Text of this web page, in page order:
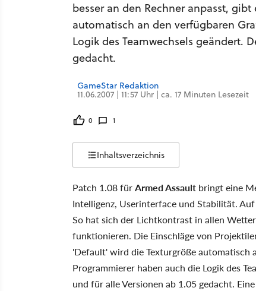
besser an den Rechner anpasst,
automatisch an den verfügbaren
Logik des Teamwechsels geändert.
gedacht.
GameStar Redaktion
11.06.2007 | 11:57 Uhr | ca. 17 Minuten Lesezeit
0 1
Inhaltsverzeichnis
Patch 1.08 fürArmed Assault bringt eine
Intelligenz, Userinterface und Stabilität.
So hat sich der Lichtkontrast in allen
funktionieren. Die Einschläge von
'Default' wird die Texturgröße automatisch
Programmierer haben auch die Logik des
und für alle Versionen ab 1.05 gedacht.